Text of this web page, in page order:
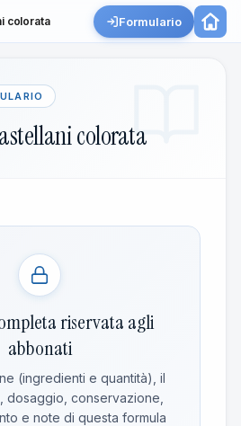
colorata Formulario
colorata
riservata agli
abbonati
(ingredienti e quantità), il
dosaggio, conservazione,
e note di questa formula